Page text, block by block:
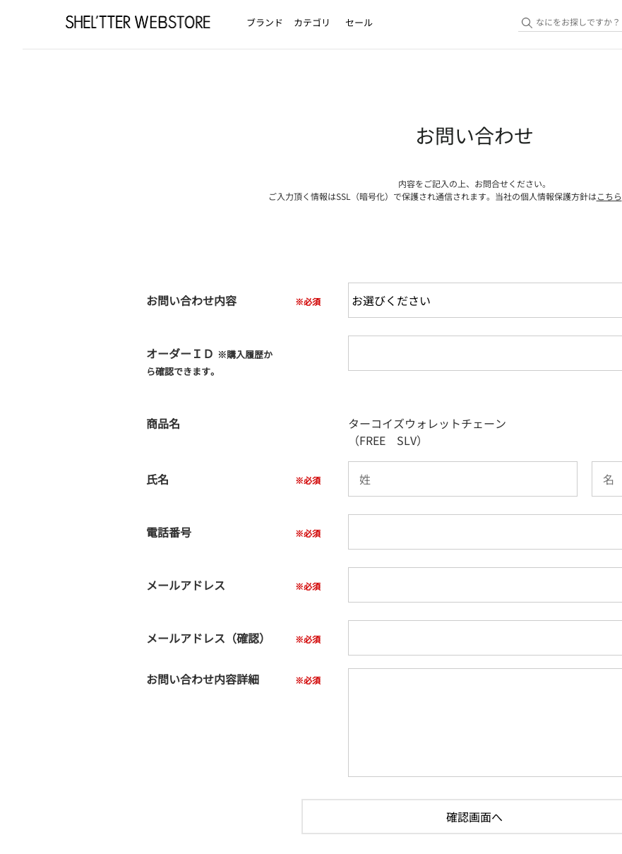
ブランド カテゴリ セール
お問い合わせ
内容をご記入の上、お問合せください。
ご入力頂く情報はSSL（暗号化）で保護され通信されます。当社の個人情報保護方針はこちら
お問い合わせ内容
オーダーＩＤ ※購入履歴か
ら確認できます。
商品名
ターコイズウォレットチェーン
（FREE SLV）
氏名
電話番号
メールアドレス
メールアドレス（確認）
お問い合わせ内容詳細